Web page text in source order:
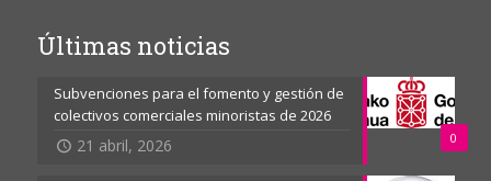
Últimas noticias
0
Subvenciones para el fomento y gestión de
colectivos comerciales minoristas de 2026
21 abril, 2026